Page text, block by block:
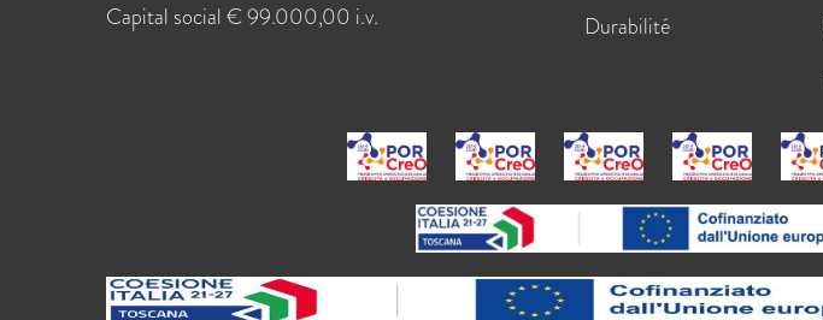
Capital social € 99.000,00 i.v.
Durabilité